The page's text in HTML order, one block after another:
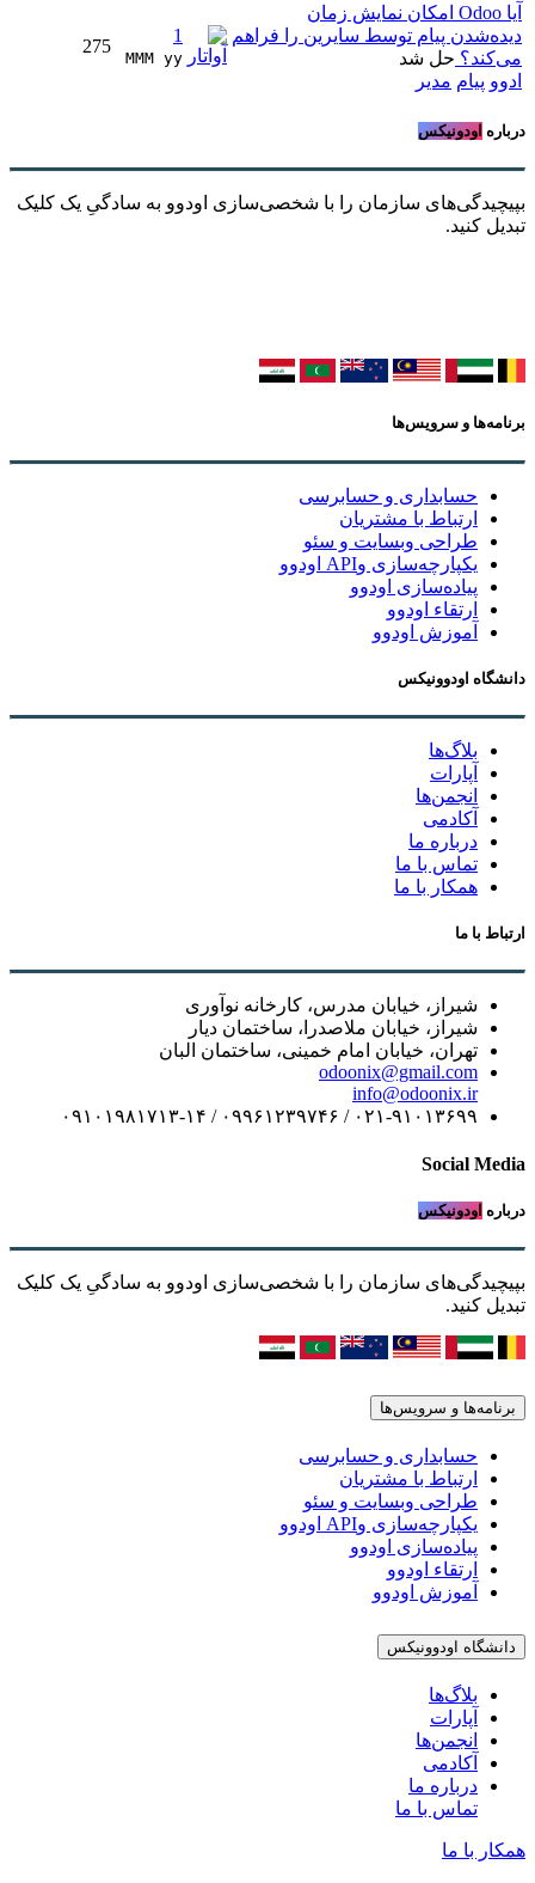
آیا Odoo امکان نمایش زمان
دیده‌شدن پیام توسط سایرین را فراهم
می‌کند؟ حل شد
ادوو پیام مدیر
1
MMM yy
275
درباره اودونیکس
بپیچیدگی‌های سازمان را با شخصی‌سازی اودوو به سادگیِ یک کلیک
تبدیل کنید.
برنامه‌ها و سرویس‌ها
حسابداری و حسابرسی
ارتباط با مشتریان
طراحی وبسایت و سئو
یکپارچه‌سازی وAPI اودوو
پیاده‌سازی اودوو
ارتقاء اودوو
آموزش اودوو
دانشگاه اودوونیکس
بلاگ‌ها
آپارات
انجمن‌ها
آکادمی
درباره ما
تماس با ما
همکار با ما
ارتباط با ما
شیراز، خیابان مدرس، کارخانه نوآوری
شیراز، خیابان ملاصدرا، ساختمان دیار
تهران، خیابان امام خمینی، ساختمان البان
odoonix@gmail.com
info@odoonix.ir
۰۲۱-۹۱۰۱۳۶۹۹ / ۰۹۹۶۱۲۳۹۷۴۶ / ۰۹۱۰۱۹۸۱۷۱۳-۱۴
Social Media
درباره اودونیکس
بپیچیدگی‌های سازمان را با شخصی‌سازی اودوو به سادگیِ یک کلیک
تبدیل کنید.
برنامه‌ها و سرویس‌ها
حسابداری و حسابرسی
ارتباط با مشتریان
طراحی وبسایت و سئو
یکپارچه‌سازی وAPI اودوو
پیاده‌سازی اودوو
ارتقاء اودوو
آموزش اودوو
دانشگاه اودوونیکس
بلاگ‌ها
آپارات
انجمن‌ها
آکادمی
درباره ما
تماس با ما
همکار با ما